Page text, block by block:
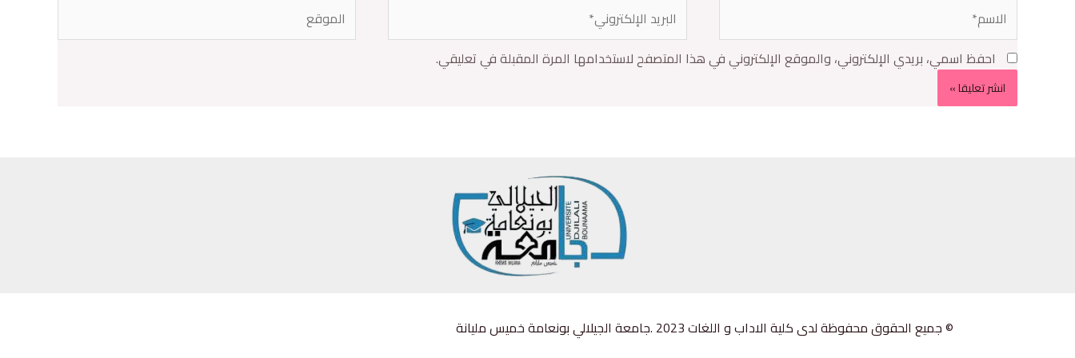
احفظ اسمي، بريدي الإلكتروني، والموقع الإلكتروني في هذا المتصفح لاستخدامها المرة المقبلة في تعليقي.
© جميع الحقوق محفوظة لدى كلية الاداب و اللغات 2023 .جامعة الجيلالي بونعامة خميس مليانة